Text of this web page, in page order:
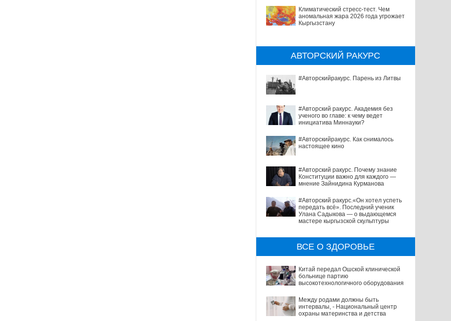
Климатический стресс-тест. Чем
аномальная жара 2026 года угрожает
Кыргызстану
АВТОРСКИЙ РАКУРС
#Авторскийракурс. Парень из Литвы
#Авторский ракурс. Академия без
ученого во главе: к чему ведет
инициатива Миннауки?
#Авторскийракурс. Как снималось
настоящее кино
#Авторский ракурс. Почему знание
Конституции важно для каждого —
мнение Зайнидина Курманова
#Авторский ракурс.«Он хотел успеть
передать всё». Последний ученик
Улана Садыкова — о выдающемся
мастере кыргызской скульптуры
ВСЕ О ЗДОРОВЬЕ
Китай передал Ошской клинической
больнице партию
высокотехнологичного оборудования
Между родами должны быть
интервалы, - Национальный центр
охраны материнства и детства